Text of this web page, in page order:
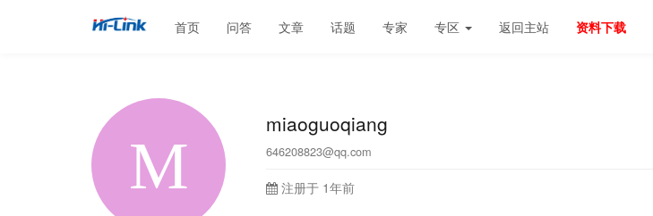
首页 问答 文章 话题 专家 专区 返回主站 资料下载
miaoguoqiang
646208823@qq.com
注册于 1年前